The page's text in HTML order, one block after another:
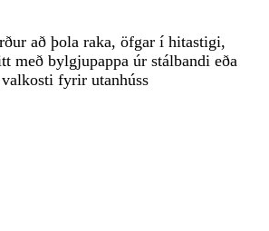
að þola raka, öfgar í hitastigi,
með bylgjupappa úr stálbandi eða
fyrir utanhúss